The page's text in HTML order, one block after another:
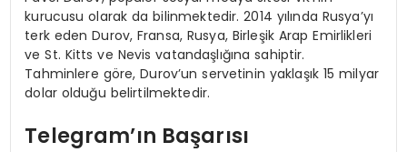
kurucusu olarak da bilinmektedir. 2014 yılında Rusya’yı
terk eden Durov, Fransa, Rusya, Birleşik Arap Emirlikleri
ve St. Kitts ve Nevis vatandaşlığına sahiptir.
Tahminlere göre, Durov’un servetinin yaklaşık 15 milyar
dolar olduğu belirtilmektedir.
Telegram’ın Başarısı